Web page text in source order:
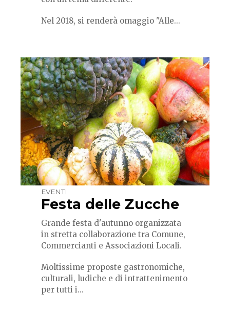
Nel 2018, si renderà omaggio "Alle...
EVENTI
Festa delle Zucche
Grande festa d'autunno organizzata
in stretta collaborazione tra Comune,
Commercianti e Associazioni Locali.
Moltissime proposte gastronomiche,
culturali, ludiche e di intrattenimento
per tutti i...